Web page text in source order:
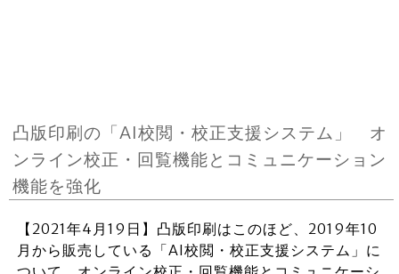
凸版印刷の「AI校閲・校正支援システム」 オ
ンライン校正・回覧機能とコミュニケーション
機能を強化
【2021年4月19日】凸版印刷はこのほど、2019年10
月から販売している「AI校閲・校正支援システム」に